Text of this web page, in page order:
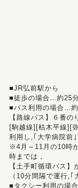
■JR弘前駅から
■徒歩の場合…約25
■バス利用の場合…
【路線バス】６番の
[駒越線][枯木平線][
利用し,｢大学病院前
※4月～11月の10時
時までは，
【土手町循環バス】
（10分間隔で運行,｢
■タクシー利用の場